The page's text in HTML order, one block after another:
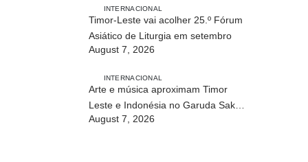
INTERNACIONAL
Timor-Leste vai acolher 25.º Fórum
Asiático de Liturgia em setembro
August 7, 2026
INTERNACIONAL
Arte e música aproximam Timor
Leste e Indonésia no Garuda Sakti
Crossborder Fest 2026
August 7, 2026